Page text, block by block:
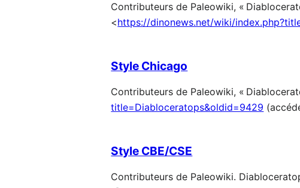
Contributeurs de Paleowiki, «
<https://dinonews.net/wiki/
Style Chicago
Contributeurs de Paleowiki, «
title=Diabloceratops&oldid=9429
Style CBE/CSE
Contributeurs de Paleowiki.